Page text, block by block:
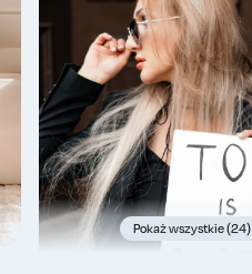
Pokaż wszystkie (24)